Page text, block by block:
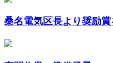
桑名電気区長より奨励賞